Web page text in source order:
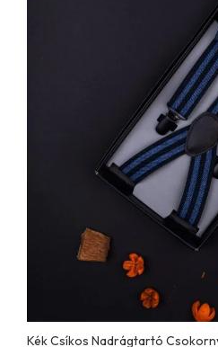
Kék Csíkos Nadrágtartó